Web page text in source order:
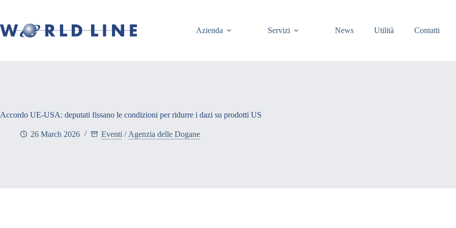
Azienda Servizi News Utilità Contatti
Accordo UE-USA: deputati fissano le condizioni per ridurre i dazi su prodotti US
26 March 2026 Eventi / Agenzia delle Dogane